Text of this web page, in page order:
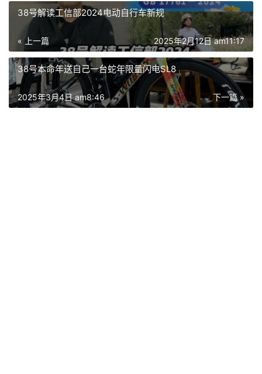
38号解读工信部2024电动自行车新规
« 上一篇 2025年2月12日 am11:17
38号本命年送自己一台蛇年限量闪电SL8
下一篇 »
2025年3月4日 am8:46